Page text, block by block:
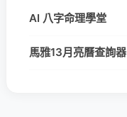
AI 八字命理學堂
馬雅13月亮曆查詢器